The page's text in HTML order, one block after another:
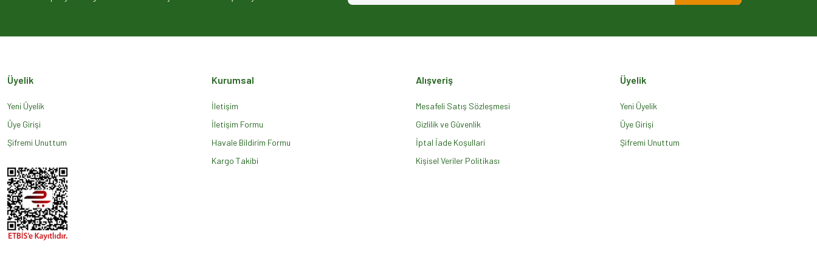
Ürün açıklamasında eksik bilgiler bulunuyor.
Gönder
Üyelik
Yeni Üyelik
Üye Girişi
Şifremi Unuttum
Kurumsal
İletişim
İletişim Formu
Havale Bildirim Formu
Kargo Takibi
Alışveriş
Mesafeli Satış Sözleşmesi
Gizlilik ve Güvenlik
İptal İade Koşullari
Kişisel Veriler Politikası
Üyelik
Yeni Üyelik
Üye Girişi
Şifremi Unuttum